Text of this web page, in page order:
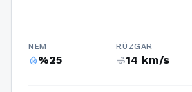
NEM
humidity_percentage%25
RÜZGAR
air14 km/s